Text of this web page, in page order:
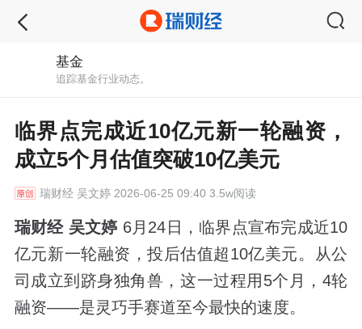
基金
追踪基金行业动态。
临界点完成近10亿元新一轮融资，
成立5个月估值突破10亿美元
瑞财经吴文婷 2026-06-25 09:40 3.5w阅读
瑞财经 吴文婷 6月24日，临界点宣布完成近10
亿元新一轮融资，投后估值超10亿美元。从公
司成立到跻身独角兽，这一过程用5个月，4轮
融资——是灵巧手赛道至今最快的速度。